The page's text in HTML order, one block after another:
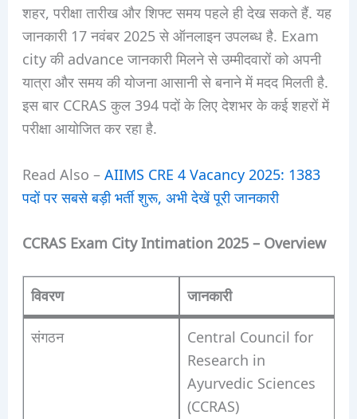
शहर, परीक्षा तारीख और शिफ्ट समय पहले ही देख सकते हैं. यह
जानकारी 17 नवंबर 2025 से ऑनलाइन उपलब्ध है. Exam
city की advance जानकारी मिलने से उम्मीदवारों को अपनी
यात्रा और समय की योजना आसानी से बनाने में मदद मिलती है.
इस बार CCRAS कुल 394 पदों के लिए देशभर के कई शहरों में
परीक्षा आयोजित कर रहा है.
Read Also –AIIMS CRE 4 Vacancy 2025: 1383
पदों पर सबसे बड़ी भर्ती शुरू, अभी देखें पूरी जानकारी
CCRAS Exam City Intimation 2025 – Overview
विवरण जानकारी
संगठन
Central Council for
Research in
Ayurvedic Sciences
(CCRAS)